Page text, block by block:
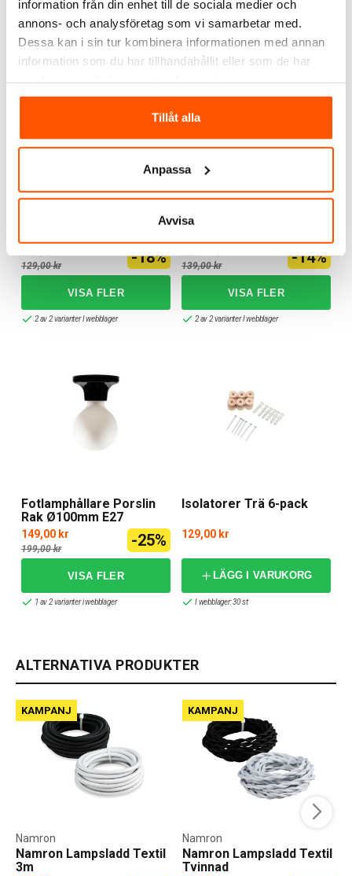
information från din enhet till de sociala medier och
annons- och analysföretag som vi samarbetar med.
Dessa kan i sin tur kombinera informationen med annan
information som du har tillhandahållit eller som de har
Tillåt alla
Anpassa
Avvisa
LÄGG I VARUKORG
129,00 kr -18%
2 av 2 varianter I webblager
Fotlamphållare Porslin
från
139,00 kr -14%
2 av 2 varianter I webblager
Fotlamphållare Porslin
Rak Ø100mm E27
149,00 kr
199,00 kr -25%
1 av 2 varianter i webblager
Isolatorer Trä 6-pack
129,00 kr
LÄGG I VARUKORG
I webblager: 30 st
ALTERNATIVA PRODUKTER
KAMPANJ
Namron Lampsladd Textil
3m
Namron
KAMPANJ
Namron Lampsladd Textil
Tvinnad
Namron